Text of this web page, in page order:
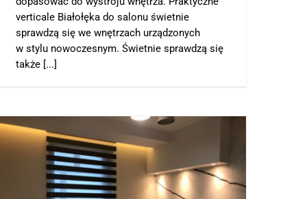
verticale Białołęka do salonu świetnie
sprawdzą się we wnętrzach urządzonych
w stylu nowoczesnym. Świetnie sprawdzą się
także [...]